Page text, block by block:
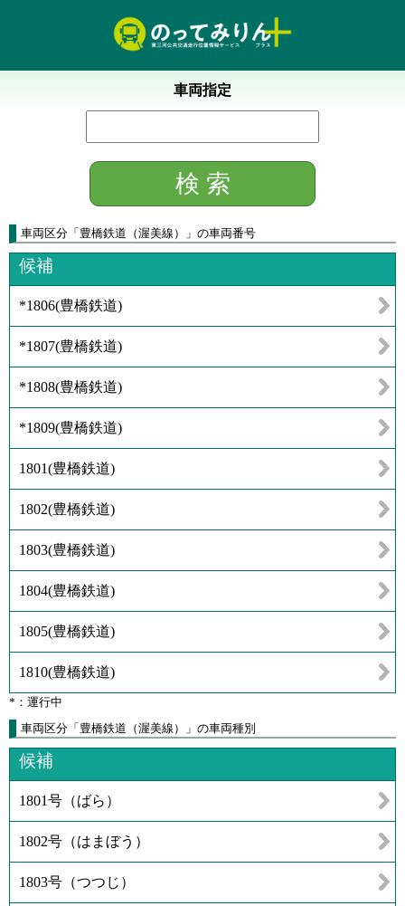
車両指定
車両区分 「 豊橋鉄道（渥美線） 」 の車両番号
候補
*1806(豊橋鉄道)
*1807(豊橋鉄道)
*1808(豊橋鉄道)
*1809(豊橋鉄道)
1801(豊橋鉄道)
1802(豊橋鉄道)
1803(豊橋鉄道)
1804(豊橋鉄道)
1805(豊橋鉄道)
1810(豊橋鉄道)
*：運行中
車両区分「豊橋鉄道（渥美線）」の車両種別
候補
1801号（ばら）
1802号（はまぼう）
1803号（つつじ）